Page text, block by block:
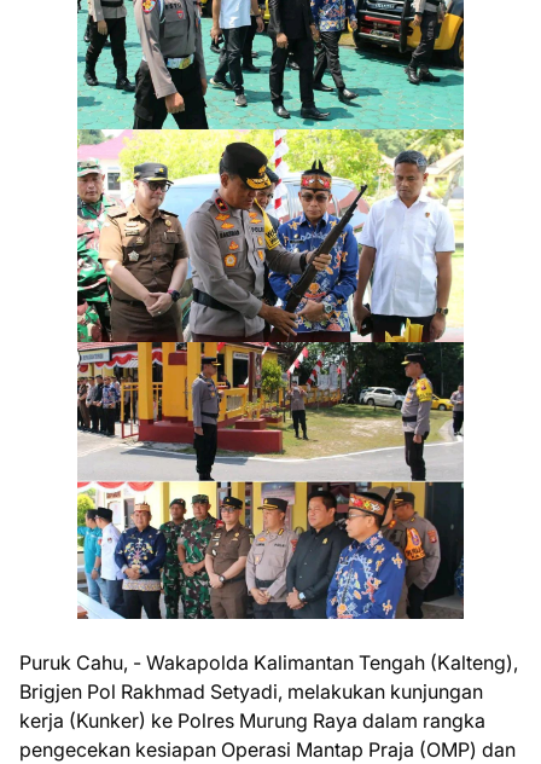
Puruk Cahu, - Wakapolda Kalimantan Tengah (Kalteng),
Brigjen Pol Rakhmad Setyadi, melakukan kunjungan
kerja (Kunker) ke Polres Murung Raya dalam rangka
pengecekan kesiapan Operasi Mantap Praja (OMP) dan